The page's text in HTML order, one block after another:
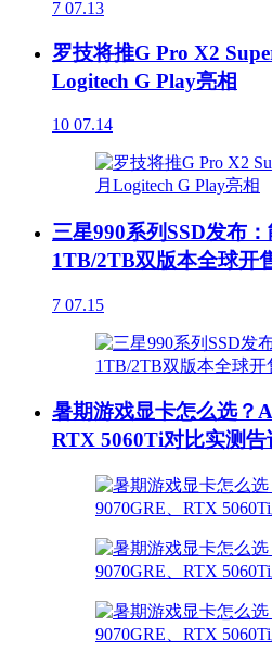
7 07.13
罗技将推G Pro X2
Logitech G Play亮相
10 07.14
三星990系列SSD发布
1TB/2TB双版本全球开
7 07.15
暑期游戏显卡怎么选？
RTX 5060Ti对比实测告